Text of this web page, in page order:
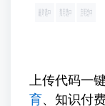
上传代码一
育、知识付费